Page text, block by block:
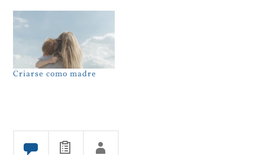
Criarse como madre